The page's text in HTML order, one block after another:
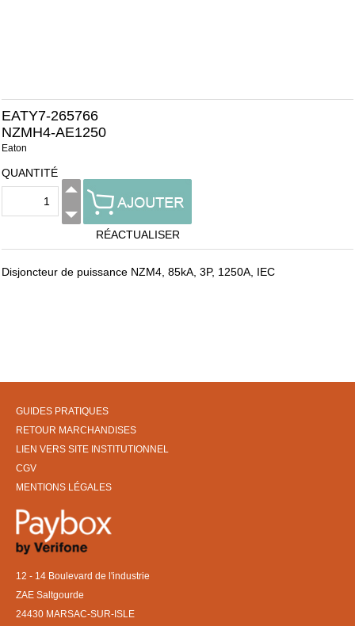
EATY7-265766
NZMH4-AE1250
Eaton
QUANTITÉ
RÉACTUALISER
Disjoncteur de puissance NZM4, 85kA, 3P, 1250A, IEC
GUIDES PRATIQUES
RETOUR MARCHANDISES
LIEN VERS SITE INSTITUTIONNEL
CGV
MENTIONS LÉGALES
12 - 14 Boulevard de l'industrie
ZAE Saltgourde
24430 MARSAC-SUR-ISLE